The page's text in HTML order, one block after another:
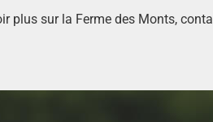
plus sur la Ferme des Monts,